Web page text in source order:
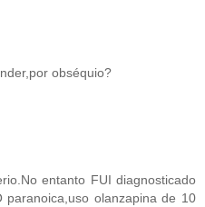
obséquio?
entanto FUI diagnosticado
paranoica,uso olanzapina de 10